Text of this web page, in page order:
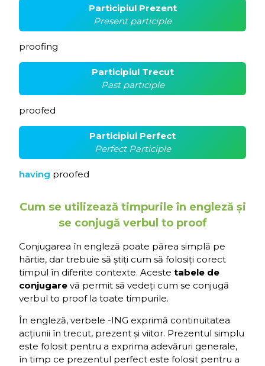
Participiul Prezent
Present participle
proofing
Participiul Trecut
Past participle
proofed
Participiul Perfect
Perfect Participle
having proofed
Cum se utilizează timpurile în engleză și
se conjugă verbul to proof
Conjugarea în engleză poate părea simplă pe
hârtie, dar trebuie să știți cum să folosiți corect
timpul în diferite contexte. Aceste tabele de
conjugare vă permit să vedeți cum se conjugă
verbul to proof la toate timpurile.
În engleză, verbele -ING exprimă continuitatea
acțiunii în trecut, prezent și viitor. Prezentul simplu
este folosit pentru a exprima adevăruri generale,
în timp ce prezentul perfect este folosit pentru a